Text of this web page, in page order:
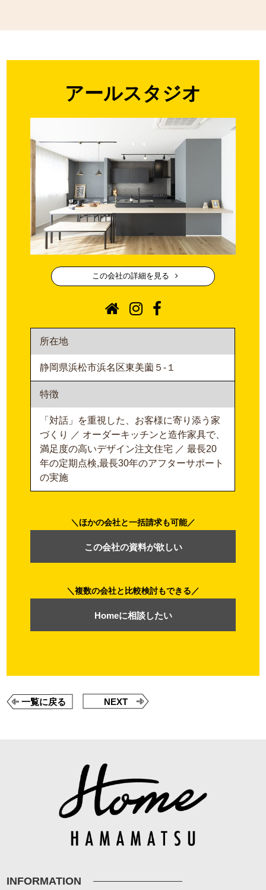
アールスタジオ
この会社の詳細を見る
所在地
静岡県浜松市浜名区東美薗５-１
特徴
「対話」を重視した、お客様に寄り添う家
づくり ／ オーダーキッチンと造作家具で、
満足度の高いデザイン注文住宅 ／ 最長20
年の定期点検,最長30年のアフターサポート
の実施
複数の会社と比較検討もできる
Homeに相談したい
ほかの会社と一括請求も可能
この会社の資料が欲しい
一覧に戻る NEXT
INFORMATION